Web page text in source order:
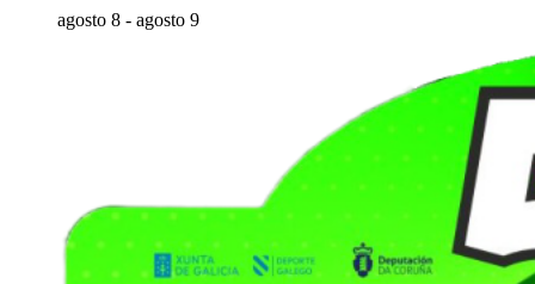
agosto 8 - agosto 9